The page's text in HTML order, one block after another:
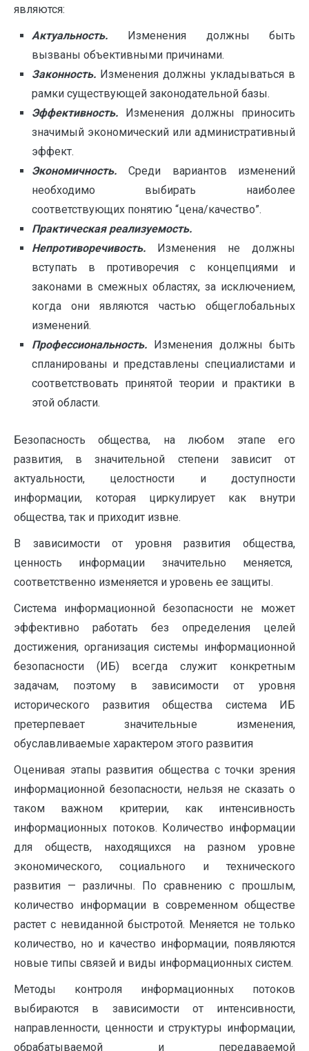
являются:
Актуальность. Изменения должны быть
вызваны объективными причинами.
Законность. Изменения должны укладываться в
рамки существующей законодательной базы.
Эффективность. Изменения должны приносить
значимый экономический или административный
эффект.
Экономичность.Среди вариантов изменений
необходимо выбирать наиболее
соответствующих понятию “цена/качество”.
Практическая реализуемость.
Непротиворечивость. Изменения не должны
вступать в противоречия с концепциями и
законами в смежных областях, за исключением,
когда они являются частью общеглобальных
изменений.
Профессиональность. Изменения должны быть
спланированы и представлены специалистами и
соответствовать принятой теории и практики в
этой области.
Безопасность общества, на любом этапе его
развития, в значительной степени зависит от
актуальности, целостности и доступности
информации, которая циркулирует как внутри
общества, так и приходит извне.
В зависимости от уровня развития общества,
ценность информации значительно меняется,
соответственно изменяется и уровень ее защиты.
Система информационной безопасности не может
эффективно работать без определения целей
достижения, организация системы информационной
безопасности (ИБ) всегда служит конкретным
задачам, поэтому в зависимости от уровня
исторического развития общества система ИБ
претерпевает значительные изменения,
обуславливаемые характером этого развития
Оценивая этапы развития общества с точки зрения
информационной безопасности, нельзя не сказать о
таком важном критерии, как интенсивность
информационных потоков. Количество информации
для обществ, находящихся на разном уровне
экономического, социального и технического
развития — различны. По сравнению с прошлым,
количество информации в современном обществе
растет с невиданной быстротой. Меняется не только
количество, но и качество информации, появляются
новые типы связей и виды информационных систем.
Методы контроля информационных потоков
выбираются в зависимости от интенсивности,
направленности, ценности и структуры информации,
обрабатываемой и передаваемой